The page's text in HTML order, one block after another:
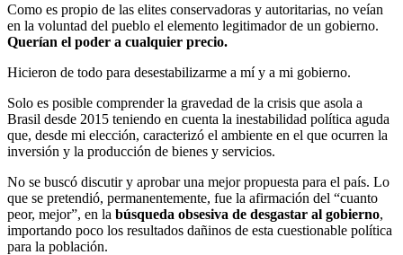
Como es propio de las elites conservadoras y autoritarias, no veían
en la voluntad del pueblo el elemento legitimador de un gobierno.
Querían el poder a cualquier precio.
Hicieron de todo para desestabilizarme a mí y a mi gobierno.
Solo es posible comprender la gravedad de la crisis que asola a
Brasil desde 2015 teniendo en cuenta la inestabilidad política aguda
que, desde mi elección, caracterizó el ambiente en el que ocurren la
inversión y la producción de bienes y servicios.
No se buscó discutir y aprobar una mejor propuesta para el país. Lo
que se pretendió, permanentemente, fue la afirmación del “cuanto
peor, mejor”, en la búsqueda obsesiva de desgastar al gobierno,
importando poco los resultados dañinos de esta cuestionable política
para la población.